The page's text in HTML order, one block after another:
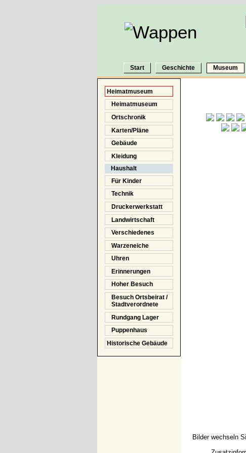
Start Geschichte Museum
Heimatmuseum
Heimatmuseum
Ortschronik
Karten/Pläne
Gebäude
Kleidung
Haushalt
Für Kinder
Technik
Druckerwerkstatt
Landwirtschaft
Verschiedenes
Warzeneiche
Uhren
Erinnerungen
Hoher Besuch
Besuch Ortsbeirat /
Stadtverordnete
Rundgang Lager
Puppenhaus
Historische Gebäude
Bilder wechseln